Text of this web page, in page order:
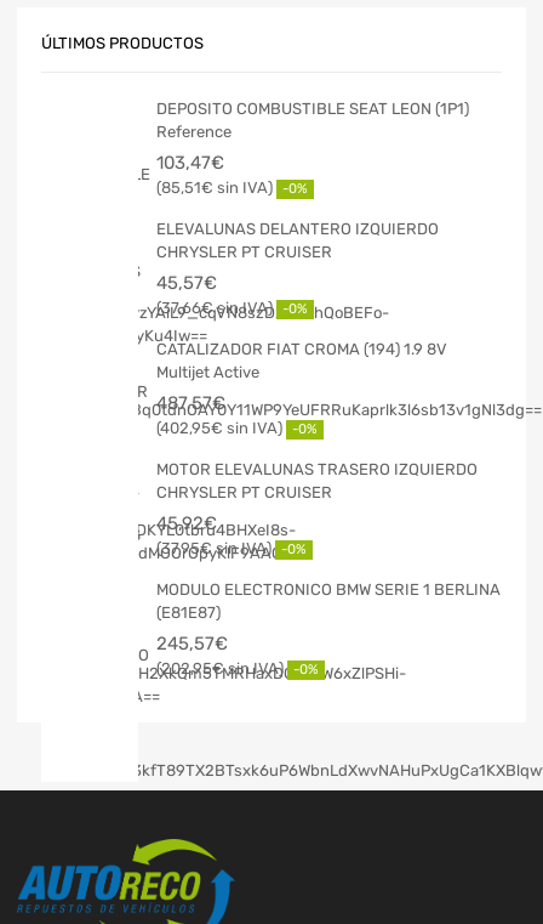
ÚLTIMOS PRODUCTOS
DEPOSITO COMBUSTIBLE SEAT LEON (1P1)
Reference
103,47€
85,51€ -0%
ELEVALUNAS DELANTERO IZQUIERDO
CHRYSLER PT CRUISER
45,57€
37,66€ -0%
CATALIZADOR FIAT CROMA (194) 1.9 8V
Multijet Active
487,57€
402,95€ -0%
MOTOR ELEVALUNAS TRASERO IZQUIERDO
CHRYSLER PT CRUISER
45,92€
37,95€ -0%
MODULO ELECTRONICO BMW SERIE 1 BERLINA
(E81E87)
245,57€
202,95€ -0%